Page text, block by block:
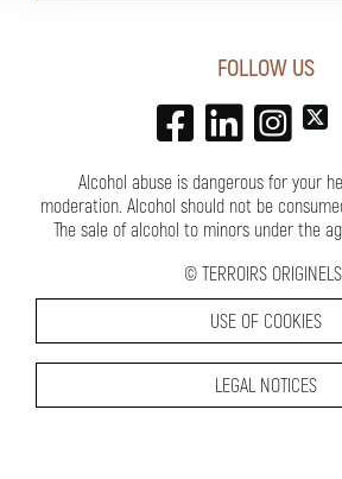
FOLLOW US
Alcohol abuse is dangerous for your
moderation. Alcohol should not be
The sale of alcohol to minors under the
© TERROIRS ORIGINELS
USE OF COOKIES
LEGAL NOTICES